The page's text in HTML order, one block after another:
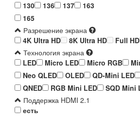
130
136 137
163
165
Разрешение экрана
4K Ultra HD
8K Ultra HD Full HD
Технология экрана
LED
Micro LED Micro RGB
Neo QLED
OLED QD-Mini LED
QNED
RGB Mini LED SQD Mini
Поддержка HDMI 2.1
есть